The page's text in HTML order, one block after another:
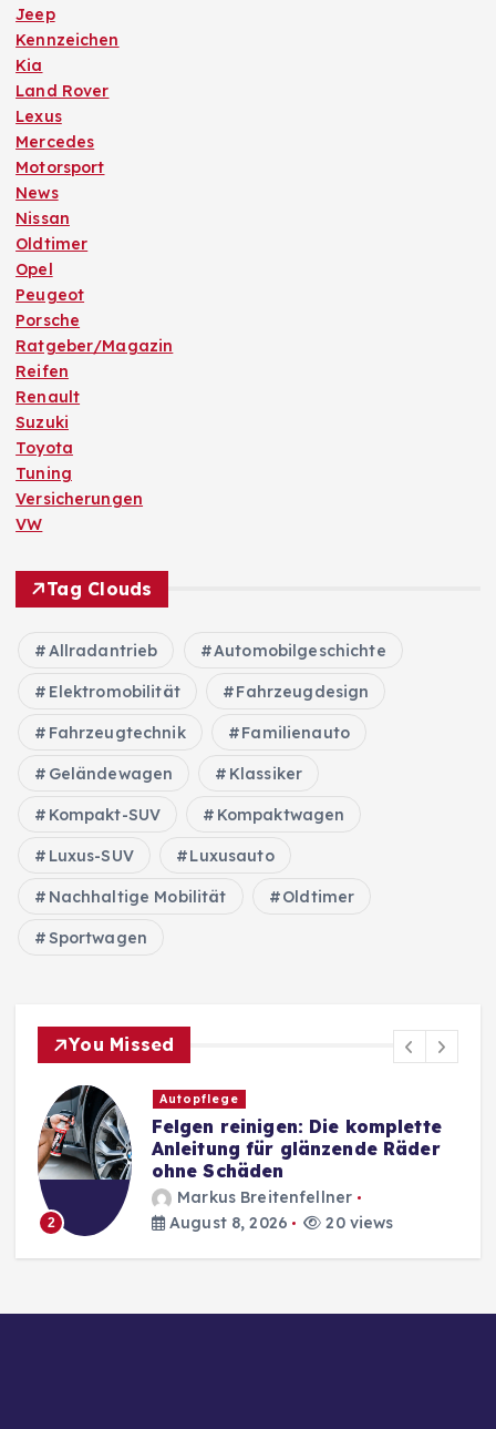
Jeep
Kennzeichen
Kia
Land Rover
Lexus
Mercedes
Motorsport
News
Nissan
Oldtimer
Opel
Peugeot
Porsche
Ratgeber/Magazin
Reifen
Renault
Suzuki
Toyota
Tuning
Versicherungen
VW
Tag Clouds
Allradantrieb Automobilgeschichte
Elektromobilität Fahrzeugdesign
Fahrzeugtechnik Familienauto
Geländewagen Klassiker
Kompakt-SUV Kompaktwagen
Luxus-SUV Luxusauto
Nachhaltige Mobilität Oldtimer
Sportwagen
You Missed
2
Autopflege
Felgen reinigen: Die komplette
Anleitung für glänzende Räder
ohne Schäden
Markus Breitenfellner
August 8, 2026
20 views